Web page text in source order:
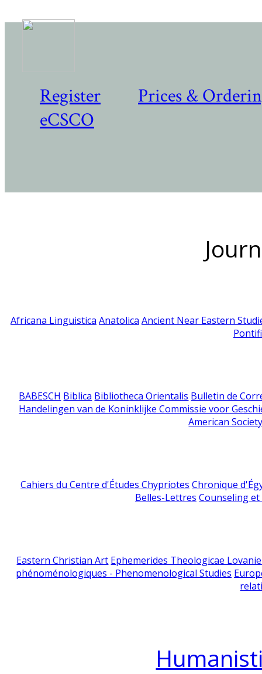
Register
Prices &
eCSCO
Africana Linguistica Anatolica Ancient Near Eastern
BABESCH Biblica Bibliotheca Orientalis Bulletin de
Handelingen van de Koninklijke Commissie voor
American
Cahiers du Centre d'Études Chypriotes Chronique
Belles-Lettres Counseling
Eastern Christian Art Ephemerides Theologicae
phénoménologiques - Phenomenological Studies